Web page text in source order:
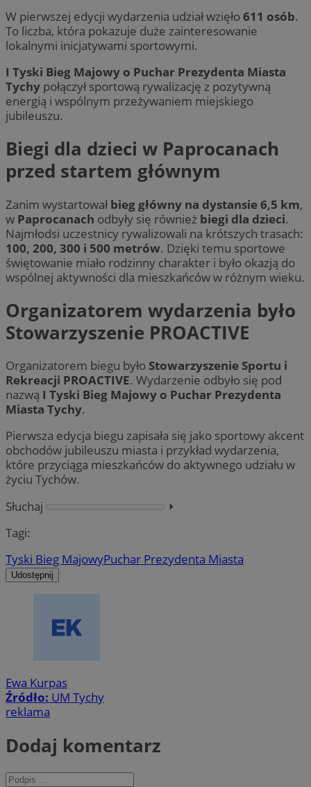
W pierwszej edycji wydarzenia udział wzięło611 osób.
To liczba, która pokazuje duże zainteresowanie
lokalnymi inicjatywami sportowymi.
I Tyski Bieg Majowy o Puchar Prezydenta Miasta
Tychy połączył sportową rywalizację z pozytywną
energią i wspólnym przeżywaniem miejskiego
jubileuszu.
Biegi dla dzieci w Paprocanach
przed startem głównym
Zanim wystartowałbieg główny na dystansie 6,5 km,
w Paprocanach odbyły się również biegi dla dzieci.
Najmłodsi uczestnicy rywalizowali na krótszych trasach:
100, 200, 300 i 500 metrów. Dzięki temu sportowe
świętowanie miało rodzinny charakter i było okazją do
wspólnej aktywności dla mieszkańców w różnym wieku.
Organizatorem wydarzenia było
Stowarzyszenie PROACTIVE
Organizatorem biegu było Stowarzyszenie Sportu i
Rekreacji PROACTIVE. Wydarzenie odbyło się pod
nazwą I Tyski Bieg Majowy o Puchar Prezydenta
Miasta Tychy.
Pierwsza edycja biegu zapisała się jako sportowy akcent
obchodów jubileuszu miasta i przykład wydarzenia,
które przyciąga mieszkańców do aktywnego udziału w
życiu Tychów.
Słuchaj
⏵︎
Tagi:
Tyski Bieg MajowyPuchar Prezydenta Miasta
Udostępnij
Ewa Kurpas
Źródło: UM Tychy
reklama
Dodaj komentarz